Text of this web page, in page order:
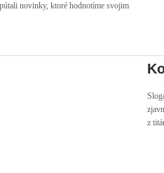
novinky, ktoré hodnotíme svojim
z